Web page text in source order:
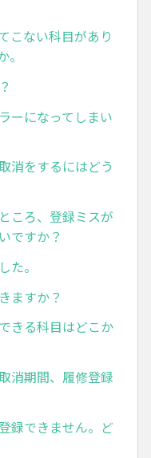
こない科目があり
ーになってしまい
消をするにはどう
ころ、登録ミスが
ですか？
た。
ますか？
きる科目はどこか
消期間、履修登録
録できません。ど